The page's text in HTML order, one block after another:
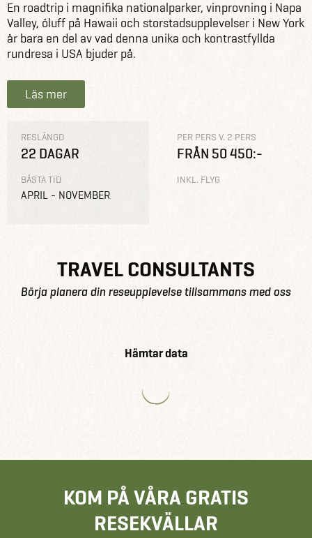
En roadtrip i magnifika nationalparker, vinprovning i Napa
Valley, öluff på Hawaii och storstadsupplevelser i New York
är bara en del av vad denna unika och kontrastfyllda
rundresa i USA bjuder på.
Läs mer
RESLÄNGD
22 DAGAR
BÄSTA TID
APRIL - NOVEMBER
PER PERS V. 2 PERS
FRÅN 50 450:-
INKL. FLYG
TRAVEL CONSULTANTS
Börja planera din reseupplevelse tillsammans med oss
Hämtar data
KOM PÅ VÅRA GRATIS
RESEKVÄLLAR